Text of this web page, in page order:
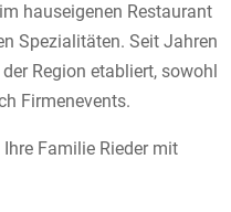
hauseigenen Restaurant
Spezialitäten. Seit Jahren
Region etabliert, sowohl
Firmenevents.
Familie Rieder mit